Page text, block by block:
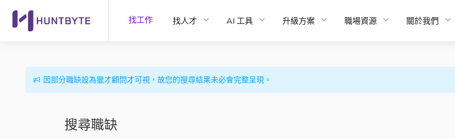
找工作 找人才 AI 工具 升級方案 職場資源 關於我們
因部分職缺設為獵才顧問才可視，故您的搜尋結果未必會完整呈現。
搜尋職缺